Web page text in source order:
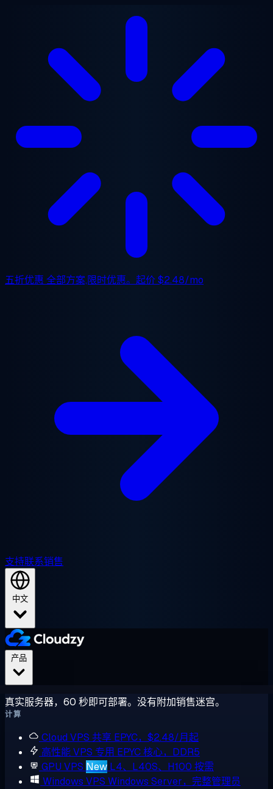
五折优惠 全部方案,限时优惠。起价$2.48/mo
支持联系销售
中文
真实服务器，60 秒即可部署。没有附加销售迷宫。
计算
Cloud VPS 共享 EPYC，$2.48/月起
高性能 VPS 专用 EPYC 核心，DDR5
GPU VPS New L4、L40S、H100 按需
Windows VPS Windows Server，完整管理员